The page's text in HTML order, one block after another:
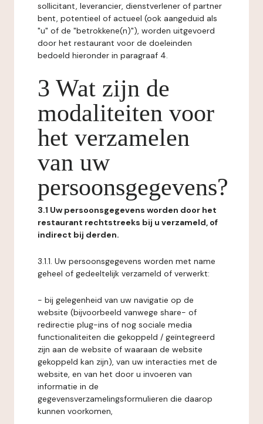
sollicitant, leverancier, dienstverlener of partner
bent, potentieel of actueel (ook aangeduid als
"u" of de "betrokkene(n)"), worden uitgevoerd
door het restaurant voor de doeleinden
bedoeld hieronder in paragraaf 4.
3 Wat zijn de
modaliteiten voor
het verzamelen
van uw
persoonsgegevens?
3.1 Uw persoonsgegevens worden door het
restaurant rechtstreeks bij u verzameld, of
indirect bij derden.
3.1.1. Uw persoonsgegevens worden met name
geheel of gedeeltelijk verzameld of verwerkt:
- bij gelegenheid van uw navigatie op de
website (bijvoorbeeld vanwege share- of
redirectie plug-ins of nog sociale media
functionaliteiten die gekoppeld / geïntegreerd
zijn aan de website of waaraan de website
gekoppeld kan zijn), van uw interacties met de
website, en van het door u invoeren van
informatie in de
gegevensverzamelingsformulieren die daarop
kunnen voorkomen,